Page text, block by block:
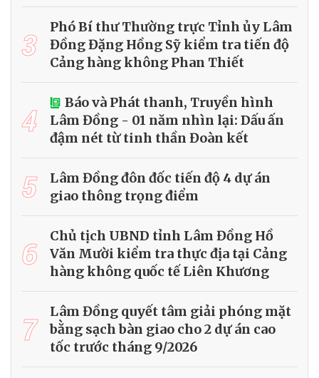
3
Phó Bí thư Thường trực Tỉnh ủy Lâm
Đồng Đặng Hồng Sỹ kiểm tra tiến độ
Cảng hàng không Phan Thiết
4
Báo và Phát thanh, Truyền hình
Lâm Đồng - 01 năm nhìn lại: Dấu ấn
đậm nét từ tinh thần Đoàn kết
5
Lâm Đồng đôn đốc tiến độ 4 dự án
giao thông trọng điểm
6
Chủ tịch UBND tỉnh Lâm Đồng Hồ
Văn Mười kiểm tra thực địa tại Cảng
hàng không quốc tế Liên Khương
7
Lâm Đồng quyết tâm giải phóng mặt
bằng sạch bàn giao cho 2 dự án cao
tốc trước tháng 9/2026